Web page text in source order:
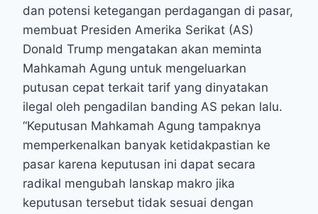
dan potensi ketegangan perdagangan di pasar,
membuat Presiden Amerika Serikat (AS)
Donald Trump mengatakan akan meminta
Mahkamah Agung untuk mengeluarkan
putusan cepat terkait tarif yang dinyatakan
ilegal oleh pengadilan banding AS pekan lalu.
“Keputusan Mahkamah Agung tampaknya
memperkenalkan banyak ketidakpastian ke
pasar karena keputusan ini dapat secara
radikal mengubah lanskap makro jika
keputusan tersebut tidak sesuai dengan